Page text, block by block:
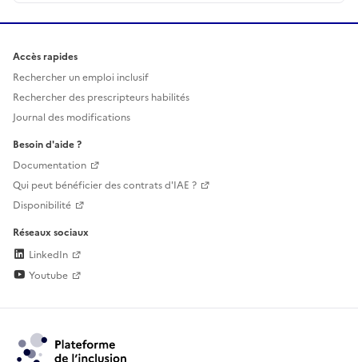
Accès rapides
Rechercher un emploi inclusif
Rechercher des prescripteurs habilités
Journal des modifications
Besoin d'aide ?
Documentation
Qui peut bénéficier des contrats d'IAE ?
Disponibilité
Réseaux sociaux
LinkedIn
Youtube